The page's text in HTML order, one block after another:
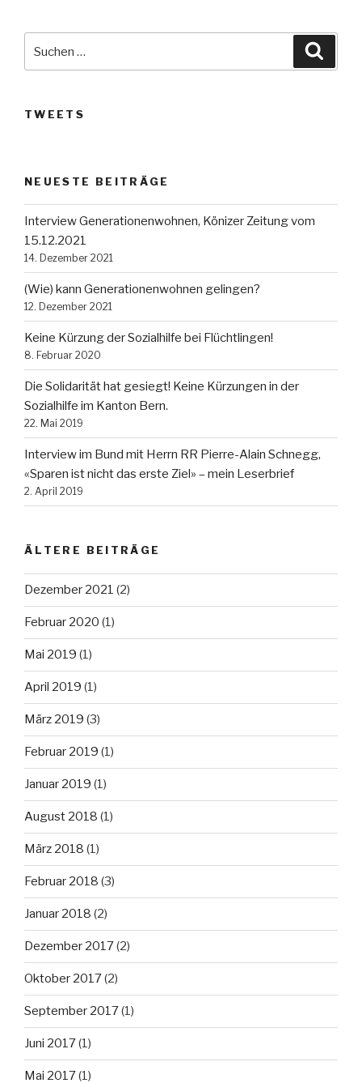
nach:
TWEETS
NEUESTE BEITRÄGE
Interview Generationenwohnen, Könizer Zeitung vom
15.12.2021
14. Dezember 2021
(Wie) kann Generationenwohnen gelingen?
12. Dezember 2021
Keine Kürzung der Sozialhilfe bei Flüchtlingen!
8. Februar 2020
Die Solidarität hat gesiegt! Keine Kürzungen in der
Sozialhilfe im Kanton Bern.
22. Mai 2019
Interview im Bund mit Herrn RR Pierre-Alain Schnegg,
«Sparen ist nicht das erste Ziel» – mein Leserbrief
2. April 2019
ÄLTERE BEITRÄGE
Dezember 2021 (2)
Februar 2020 (1)
Mai 2019 (1)
April 2019 (1)
März 2019 (3)
Februar 2019 (1)
Januar 2019 (1)
August 2018 (1)
März 2018 (1)
Februar 2018 (3)
Januar 2018 (2)
Dezember 2017(2)
Oktober 2017(2)
September 2017(1)
Juni 2017(1)
Mai 2017(1)